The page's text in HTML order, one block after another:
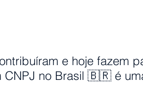
e hoje fazem
CNPJ no Brasil 🇧🇷 é